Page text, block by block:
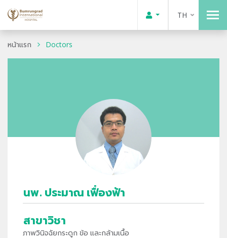
TH
หน้าแรก Doctors
นพ. ประมาณ เฟื่องฟ้า
สาขาวิชา
ภาพวินิจฉัยกระดูก ข้อ และกล้ามเนื้อ